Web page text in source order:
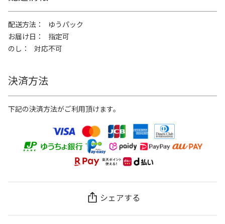
配送方法
ゆうパック
お届け日
指定可
のし
対応不可
決済方法
下記の決済方法がご利用頂けます。
シェアする